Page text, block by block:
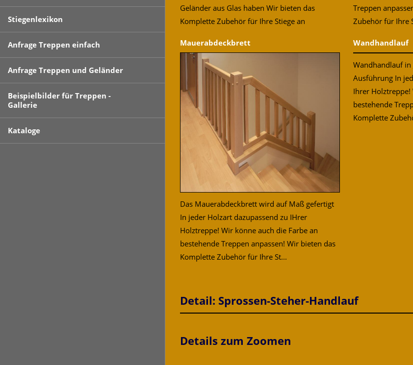
Stiegenlexikon
Anfrage Treppen einfach
Anfrage Treppen und Geländer
Beispielbilder für Treppen -
Gallerie
Kataloge
Geländer aus Glas haben Wir bieten das
Komplette Zubehör für Ihre Stiege an
Mauerabdeckbrett
Das Mauerabdeckbrett wird auf Maß gefertigt
In jeder Holzart dazupassend zu IHrer
Holztreppe! Wir könne auch die Farbe an
bestehende Treppen anpassen! Wir bieten das
Komplette Zubehör für Ihre St...
Treppen
Zubehör für Ihre
Wandhandlauf
Wandhandlauf
Ausführung In
Ihrer Holztreppe!
bestehende
Komplette
Detail: Sprossen-Steher-Handlauf
Details zum Zoomen